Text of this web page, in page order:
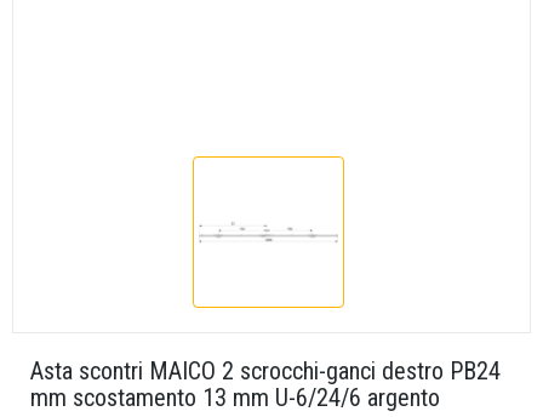
Asta scontri MAICO 2 scrocchi-ganci destro PB24
mm scostamento 13 mm U-6/24/6 argento